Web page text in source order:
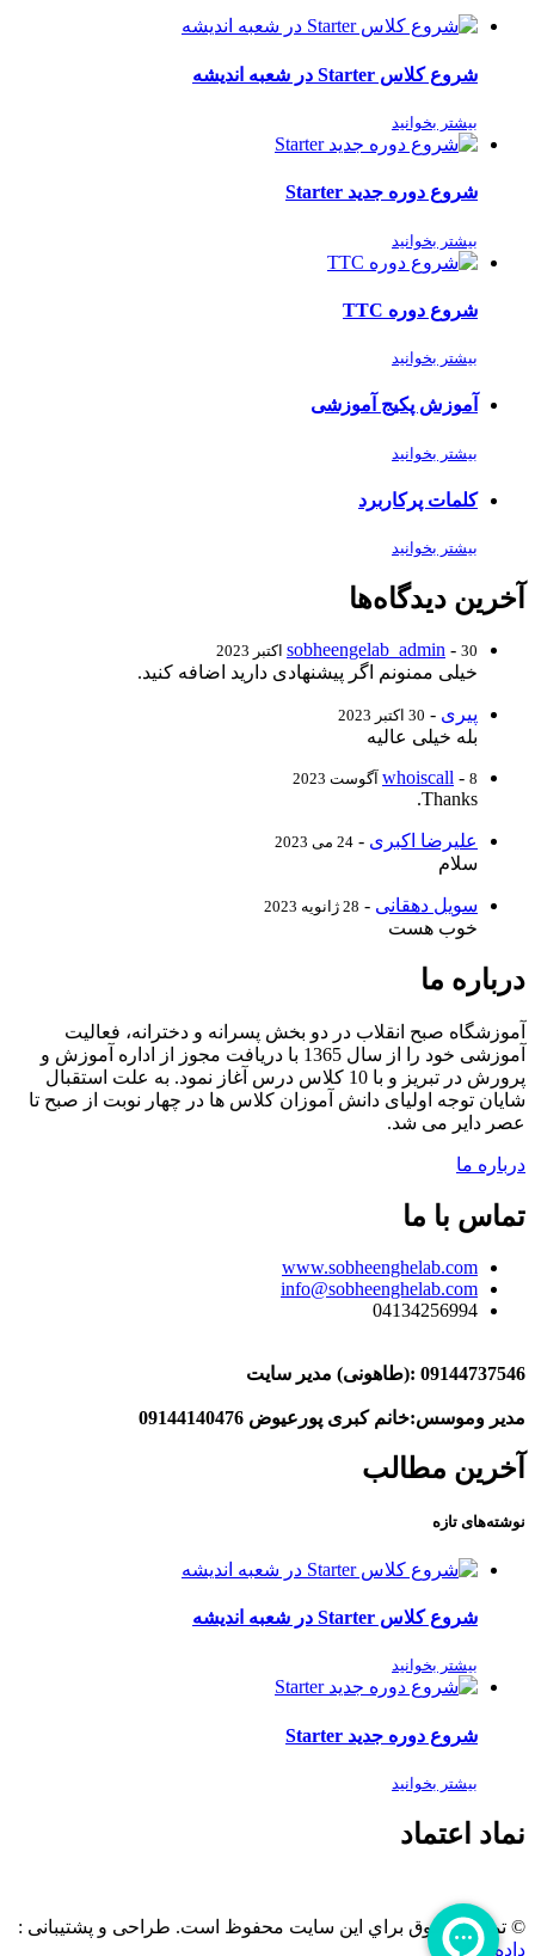
شروع کلاس Starter در شعبه اندیشه
بیشتر بخوانید
شروع دوره جدید Starter
بیشتر بخوانید
شروع دوره TTC
بیشتر بخوانید
آموزش پکیج آموزشی
بیشتر بخوانید
کلمات پرکاربرد
بیشتر بخوانید
آخرین دیدگاه‌ها
sobheengelab_admin - 30 اکتبر 2023
خیلی ممنونم اگر پیشنهادی دارید اضافه کنید.
پیری - 30 اکتبر 2023
بله خیلی عالیه
whoiscall - 8 آگوست 2023
Thanks.
علیرضا اکبری - 24 می 2023
سلام
سویل دهقانی - 28 ژانویه 2023
خوب هست
درباره ما
آموزشگاه صبح انقلاب در دو بخش پسرانه و دخترانه، فعالیت
آموزشی خود را از سال 1365 با دریافت مجوز از اداره آموزش و
پرورش در تبریز و با 10 کلاس درس آغاز نمود. به علت استقبال
شایان توجه اولیای دانش آموزان کلاس ها در چهار نوبت از صبح تا
عصر دایر می شد.
درباره ما
تماس با ما
www.sobheenghelab.com
info@sobheenghelab.com
04134256994
09144737546 :(طاهونی) مدیر سایت
مدیر وموسس:خانم کبری پورعیوض 09144140476
آخرین مطالب
نوشته‌های تازه
شروع کلاس Starter در شعبه اندیشه
بیشتر بخوانید
شروع دوره جدید Starter
بیشتر بخوانید
نماد اعتماد
© تمامی حقوق براي این سایت محفوظ است. طراحی و پشتیبانی :
داده تجارت